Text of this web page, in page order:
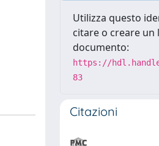
Utilizza questo
citare o creare un
documento:
https://
83
Citazioni